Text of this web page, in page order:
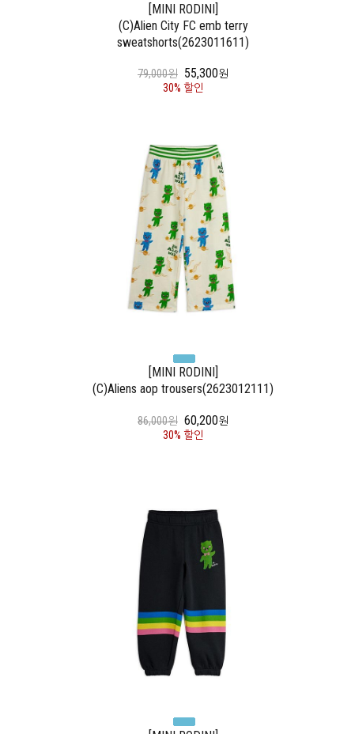
[MINI RODINI]
(C)Alien City FC emb terry
sweatshorts(2623011611)
79,000원 55,300원
30% 할인
[MINI RODINI]
(C)Aliens aop trousers(2623012111)
86,000원 60,200원
30% 할인